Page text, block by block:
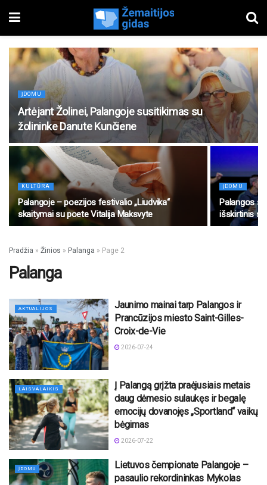
ĮDOMU
Artėjant Žolinei, Palangoje susitikimas su
žolininke Danute Kunčiene
KULTŪRA
Palangoje – poezijos festivalio „Liudvika“
skaitymai su poete Vitalija Maksvyte
ĮDOMU
Palangos
išskirtinis
Pradžia » Žinios » Palanga » Page 2
Palanga
AKTUALIJOS
Jaunimo mainai tarp Palangos ir
Prancūzijos miesto Saint-Gilles-
Croix-de-Vie
2026-07-24
LAISVALAIKIS
Į Palangą grįžta praėjusiais metais
daug dėmesio sulaukęs ir begalę
emocijų dovanojęs „Sportland“ vaikų
bėgimas
2026-07-22
ĮDOMU
Lietuvos čempionate Palangoje –
pasaulio rekordininkas Mykolas